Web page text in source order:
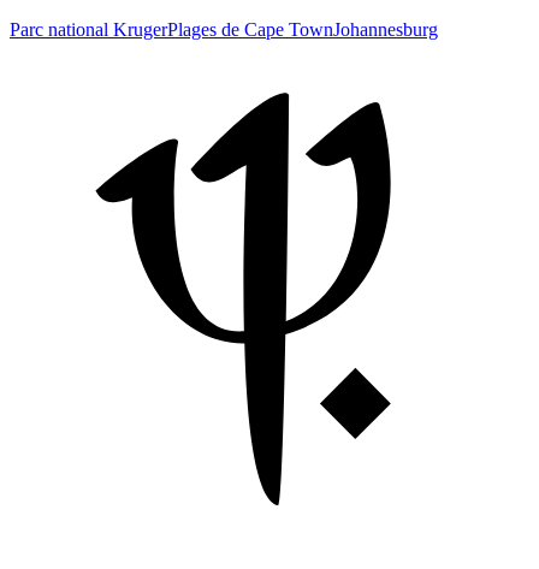
Parc national KrugerPlages de Cape TownJohannesburg